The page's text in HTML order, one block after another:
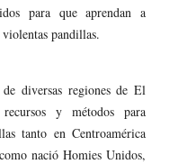
para que aprendan a
pandillas.
diversas regiones de El
y métodos para
tanto en Centroamérica
nació Homies Unidos,